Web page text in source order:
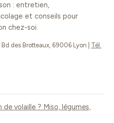
votre
: entretien,
et conseils pour
chez-soi.
Bd des Brotteaux, 69006 Lyon
Tél.
de volaille ? Miso, légumes,